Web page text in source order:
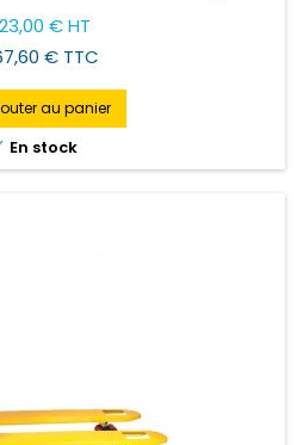
moteur électrique, alimenté par
Simplifie considérablement le
travail.
€ HT
€ TTC
au panier
En stock